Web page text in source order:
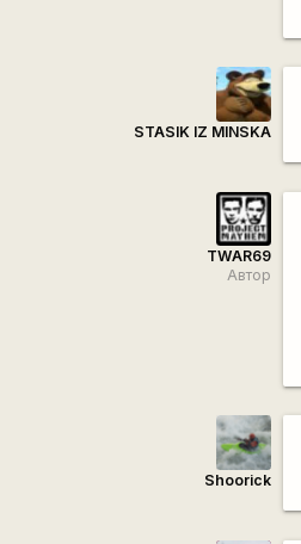
STASIK IZ MINSKA
TWAR69
Автор
Shoorick